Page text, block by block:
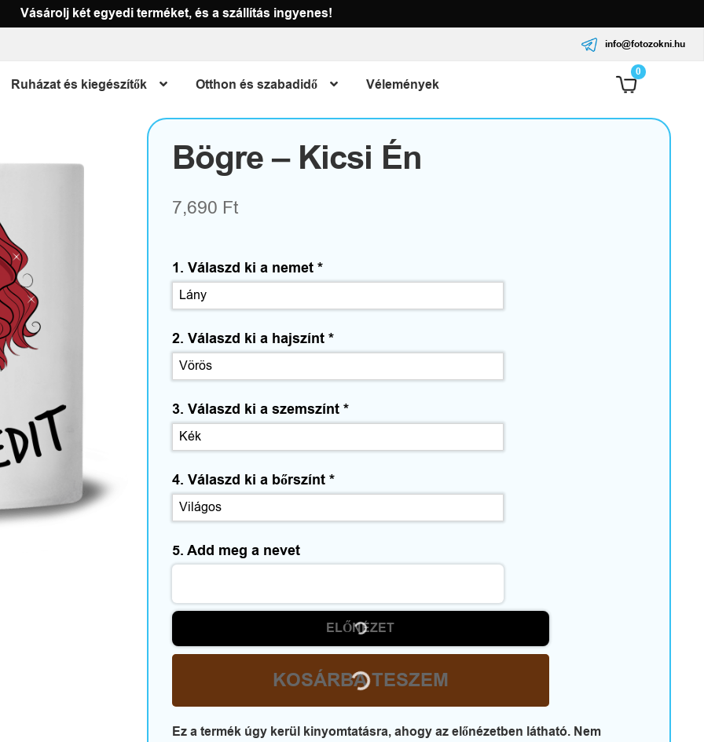
Vásárolj két egyedi terméket, és a szállítás ingyenes!
info@fotozokni.hu
Ruházat és kiegészítők Otthon és szabadidő Vélemények
0
Bögre – Kicsi Én
7,690 Ft
1. Válaszd ki a nemet *
2. Válaszd ki a hajszínt *
3. Válaszd ki a szemszínt *
4. Válaszd ki a bőrszínt *
5. Add meg a nevet
ELŐNÉZET
KOSÁRBA TESZEM
Ez a termék úgy kerül kinyomtatásra, ahogy az előnézetben látható. Nem